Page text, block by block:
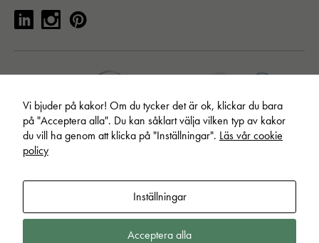
© Ifö Electric AB. Allt material publicerat på webbplatsen är skyddat
enligt internationell upphovsrättslagstiftning.
dina personuppgifter.Ändra inställningar för cookies.
Vi bjuder på kakor! Om du tycker det är ok, klickar du bara
på "Acceptera alla". Du kan såklart välja vilken typ av kakor
du vill ha genom att klicka på "Inställningar". Läs vår cookie
policy
Inställningar
Acceptera alla
Analytics",
"ga#"
Upplevelse
För att vår
möjligt under
ditt besök.
Om du nekar